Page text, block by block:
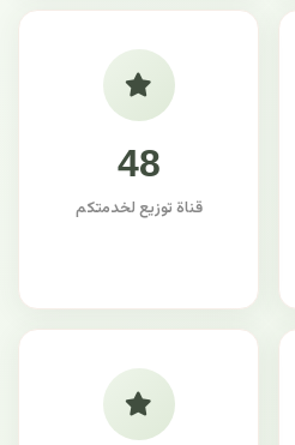
48
قناة توزيع لخدمتكم